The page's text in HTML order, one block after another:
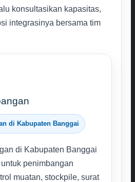
konsultasikan kapasitas,
integrasinya bersama tim
di Kabupaten Banggai
di Kabupaten Banggai
penimbangan
muatan, stockpile, surat